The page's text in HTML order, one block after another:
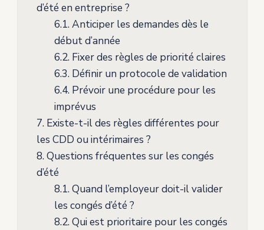
d’été en entreprise ?
6.1.Anticiper les demandes dès le
début d’année
6.2.Fixer des règles de priorité claires
6.3.Définir un protocole de validation
6.4.Prévoir une procédure pour les
imprévus
7.Existe-t-il des règles différentes pour
les CDD ou intérimaires ?
8.Questions fréquentes sur les congés
d’été
8.1.Quand l’employeur doit-il valider
les congés d’été ?
8.2.Qui est prioritaire pour les congés